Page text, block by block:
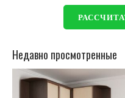
Недавно просмотренные